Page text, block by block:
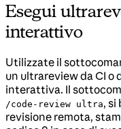
Esegui
interattivo
Utilizzate il
un ultrareview da CI o
interattiva. Il
/code-review ultra, si
revisione remota,